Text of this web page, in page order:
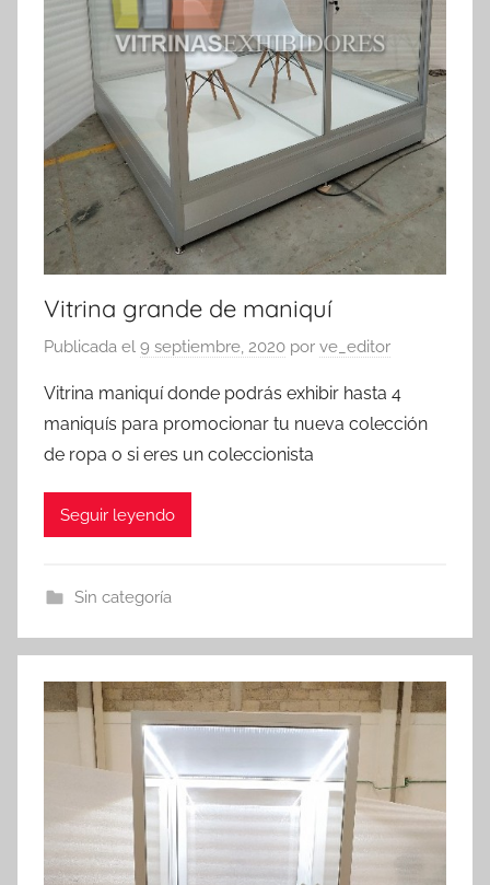
Vitrina grande de maniquí
Publicada el 9 septiembre, 2020 por ve_editor
Vitrina maniquí donde podrás exhibir hasta 4
maniquís para promocionar tu nueva colección
de ropa o si eres un coleccionista
Seguir leyendo
Sin categoría